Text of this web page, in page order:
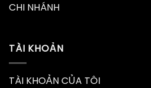
CHI NHÁNH
TÀI KHOẢN
TÀI KHOẢN CỦA TÔI